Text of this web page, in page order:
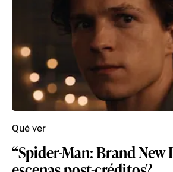
“Spider-Man: Brand New
Qué ver